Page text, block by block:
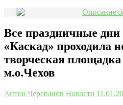
Все праздничные
«Каскад» проходила
творческая площадка
м.о.Чехов
Антон Черепанов Новости